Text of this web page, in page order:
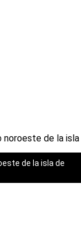
de la isla de